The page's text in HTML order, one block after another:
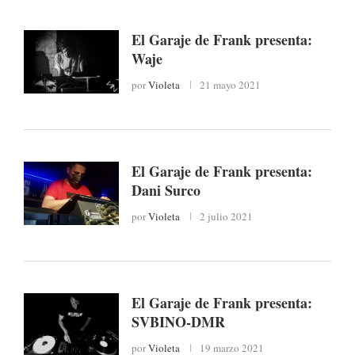
El Garaje de Frank presenta:
Waje
porVioleta 21 mayo 2021
El Garaje de Frank presenta:
Dani Surco
porVioleta 2 julio 2021
El Garaje de Frank presenta:
SVBINO-DMR
porVioleta 19 marzo 2021